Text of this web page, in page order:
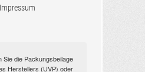
Impressum
Sie die Packungsbeilage
Herstellers (UVP) oder